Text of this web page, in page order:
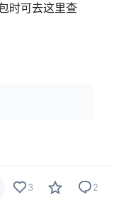
时可去这里查
3 2